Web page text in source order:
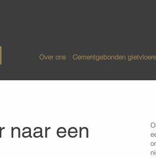
Over ons Cementgebonden
naar een